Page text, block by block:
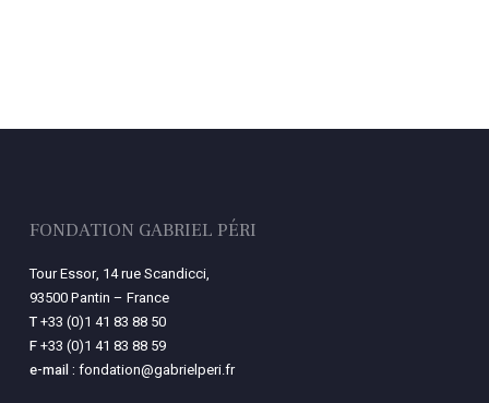
FONDATION GABRIEL PÉRI
Tour Essor, 14 rue Scandicci,
93500 Pantin – France
T+33 (0)1 41 83 88 50
F+33 (0)1 41 83 88 59
e-mail : fondation@gabrielperi.fr